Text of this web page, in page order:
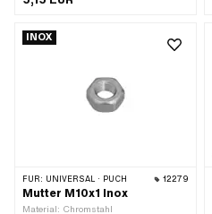
Gewindeart: M8x1.25
Aussensechskant · Nenndurchmesser
(Gewinde): 8 mm · Schlüsselweite: 24
INOX
FÜR: UNIVERSAL · PUCH 12279
Mutter M10x1 Inox
Material: Chromstahl